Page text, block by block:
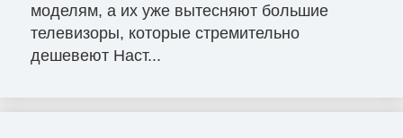
моделям, а их уже вытесняют большие
телевизоры, которые стремительно
дешевеют Наст...